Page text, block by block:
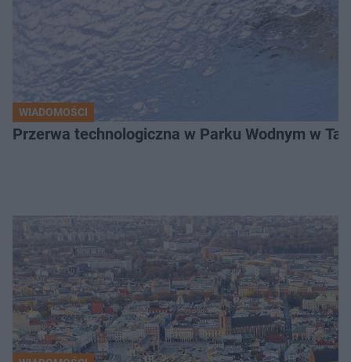
WIADOMOŚCI
Przerwa technologiczna w Parku Wodnym w